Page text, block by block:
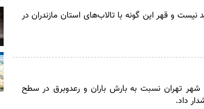
و قهر این گونه با تالاب‌های استان مازندران در
تهران نسبت به بارش باران و رعدوبرق در سطح
داد.